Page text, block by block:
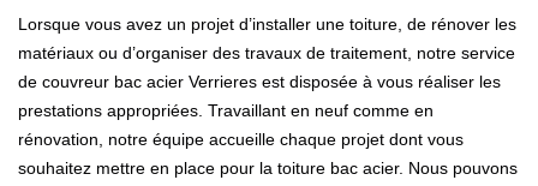
Lorsque vous avez un projet d’installer une toiture, de rénover les
matériaux ou d’organiser des travaux de traitement, notre service
de couvreur bac acier Verrieres est disposée à vous réaliser les
prestations appropriées. Travaillant en neuf comme en
rénovation, notre équipe accueille chaque projet dont vous
souhaitez mettre en place pour la toiture bac acier. Nous pouvons